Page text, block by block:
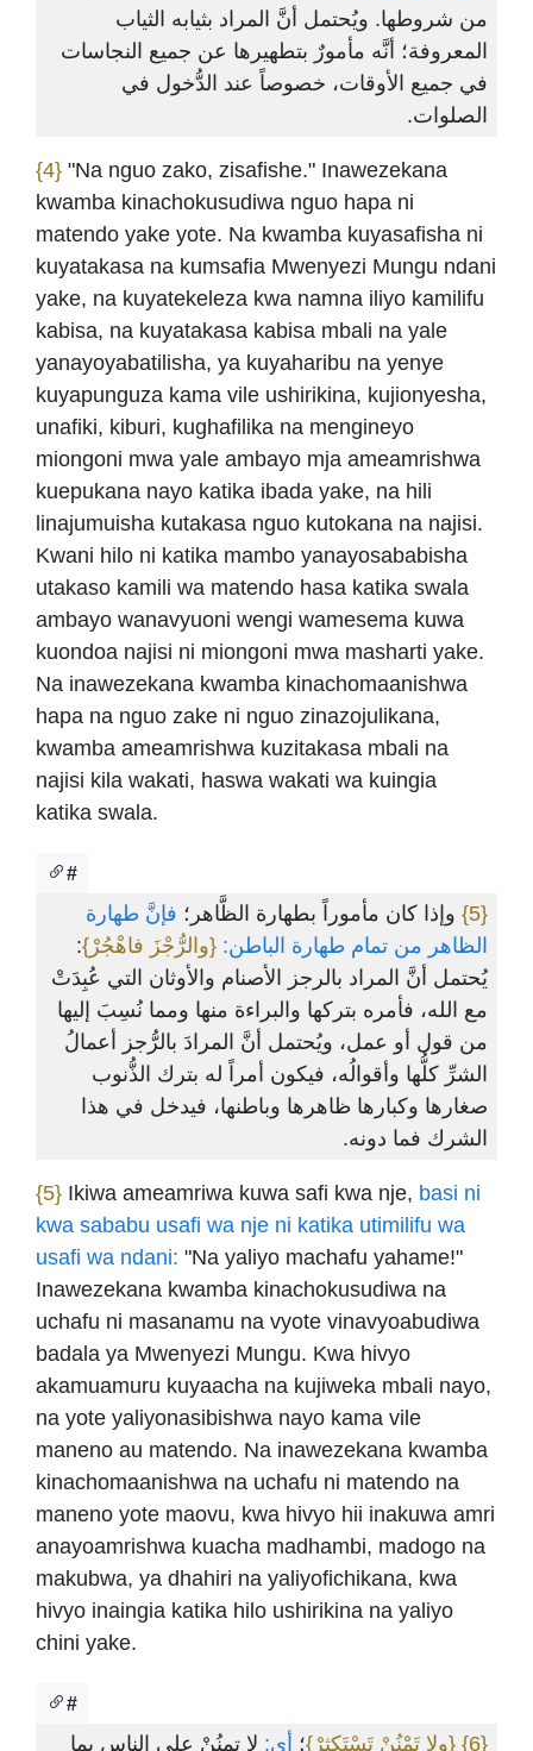
من شروطها. ويُحتمل أنَّ المراد بثيابه الثياب
المعروفة؛ أنَّه مأمورٌ بتطهيرها عن جميع النجاسات
في جميع الأوقات، خصوصاً عند الدُّخول في
الصلوات.
{4} "Na nguo zako, zisafishe." Inawezekana
kwamba kinachokusudiwa nguo hapa ni
matendo yake yote. Na kwamba kuyasafisha ni
kuyatakasa na kumsafia Mwenyezi Mungu ndani
yake, na kuyatekeleza kwa namna iliyo kamilifu
kabisa, na kuyatakasa kabisa mbali na yale
yanayoyabatilisha, ya kuyaharibu na yenye
kuyapunguza kama vile ushirikina, kujionyesha,
unafiki, kiburi, kughafilika na mengineyo
miongoni mwa yale ambayo mja ameamrishwa
kuepukana nayo katika ibada yake, na hili
linajumuisha kutakasa nguo kutokana na najisi.
Kwani hilo ni katika mambo yanayosababisha
utakaso kamili wa matendo hasa katika swala
ambayo wanavyuoni wengi wamesema kuwa
kuondoa najisi ni miongoni mwa masharti yake.
Na inawezekana kwamba kinachomaanishwa
hapa na nguo zake ni nguo zinazojulikana,
kwamba ameamrishwa kuzitakasa mbali na
najisi kila wakati, haswa wakati wa kuingia
katika swala.
#
{5} وإذا كان مأموراً بطهارة الظَّاهر؛ فإنَّ طهارة
الظاهر من تمام طهارة الباطن: {والرُّجْزَ فاهْجُرْ}:
يُحتمل أنَّ المراد بالرجز الأصنام والأوثان التي عُبِدَتْ
مع الله، فأمره بتركها والبراءة منها ومما نُسِبَ إليها
من قول أو عمل، ويُحتمل أنَّ المرادَ بالرُّجز أعمالُ
الشرِّ كلُّها وأقوالُه، فيكون أمراً له بترك الذُّنوب
صغارها وكبارها ظاهرها وباطنها، فيدخل في هذا
الشرك فما دونه.
{5} Ikiwa ameamriwa kuwa safi kwa nje, basi ni
kwa sababu usafi wa nje ni katika utimilifu wa
usafi wa ndani: "Na yaliyo machafu yahame!"
Inawezekana kwamba kinachokusudiwa na
uchafu ni masanamu na vyote vinavyoabudiwa
badala ya Mwenyezi Mungu. Kwa hivyo
akamuamuru kuyaacha na kujiweka mbali nayo,
na yote yaliyonasibishwa nayo kama vile
maneno au matendo. Na inawezekana kwamba
kinachomaanishwa na uchafu ni matendo na
maneno yote maovu, kwa hivyo hii inakuwa amri
anayoamrishwa kuacha madhambi, madogo na
makubwa, ya dhahiri na yaliyofichikana, kwa
hivyo inaingia katika hilo ushirikina na yaliyo
chini yake.
#
{6} {ولا تَمْنُنْ تَسْتَكثِرْ}؛ أي: لا تمنُنْ على الناس بما